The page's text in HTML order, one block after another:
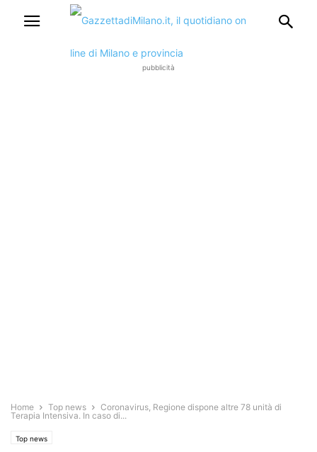
pubblicità
Home Top news
Coronavirus, Regione dispone altre 78 unità di
Terapia Intensiva. In caso di...
Top news